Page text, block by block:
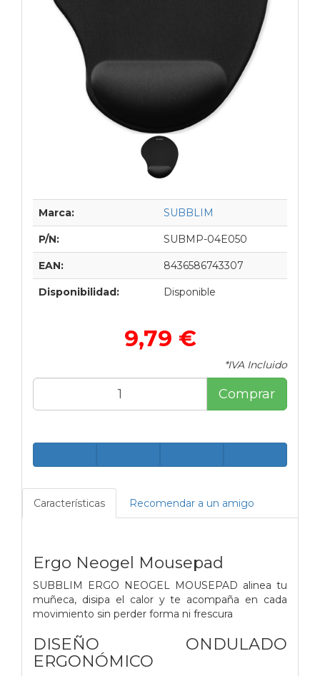
Marca: SUBBLIM
P/N: SUBMP-04E050
EAN: 8436586743307
Disponibilidad: Disponible
9,79 €
*IVA Incluido
Comprar
Características Recomendar a un amigo
Ergo Neogel Mousepad
SUBBLIM ERGO NEOGEL MOUSEPAD alinea tu
muñeca, disipa el calor y te acompaña en cada
movimiento sin perder forma ni frescura
DISEÑO ONDULADO
ERGONÓMICO